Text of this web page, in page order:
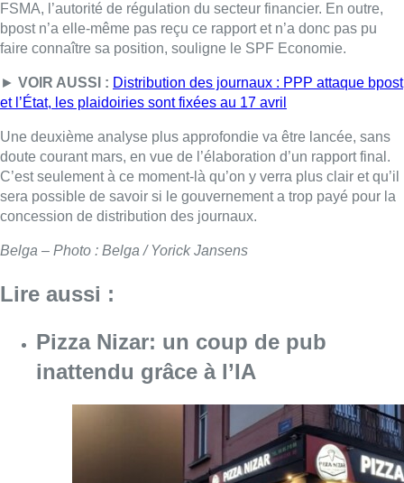
FSMA, l’autorité de régulation du secteur financier. En outre,
bpost n’a elle-même pas reçu ce rapport et n’a donc pas pu
faire connaître sa position, souligne le SPF Economie.
► VOIR AUSSI : Distribution des journaux : PPP attaque bpost
et l’État, les plaidoiries sont fixées au 17 avril
Une deuxième analyse plus approfondie va être lancée, sans
doute courant mars, en vue de l’élaboration d’un rapport final.
C’est seulement à ce moment-là qu’on y verra plus clair et qu’il
sera possible de savoir si le gouvernement a trop payé pour la
concession de distribution des journaux.
Belga – Photo : Belga / Yorick Jansens
Lire aussi :
Pizza Nizar: un coup de pub
inattendu grâce à l’IA